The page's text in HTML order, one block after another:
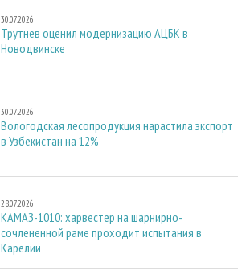
30.07.2026
Трутнев оценил модернизацию АЦБК в
Новодвинске
30.07.2026
Вологодская лесопродукция нарастила экспорт
в Узбекистан на 12%
28.07.2026
КАМАЗ-1010: харвестер на шарнирно-
сочлененной раме проходит испытания в
Карелии